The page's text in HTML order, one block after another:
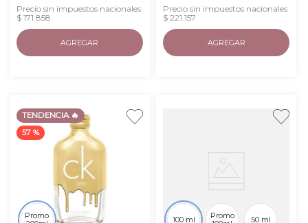
Precio sin impuestos nacionales
$ 171.858
AGREGAR
Precio sin impuestos nacionales
$ 221.157
AGREGAR
TENDENCIA 🔥
57 %
Promo
100 ml
Promo
50 ml